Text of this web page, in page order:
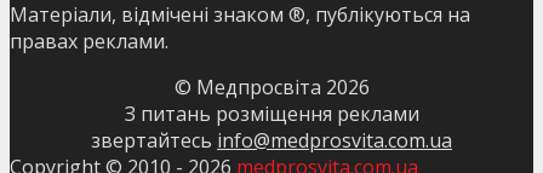
Матеріали, відмічені знаком ®, публікуються на
правах реклами.
© Медпросвіта 2026
З питань розміщення реклами
звертайтесь info@medprosvita.com.ua
Copyright © 2010 - 2026 medprosvita.com.ua